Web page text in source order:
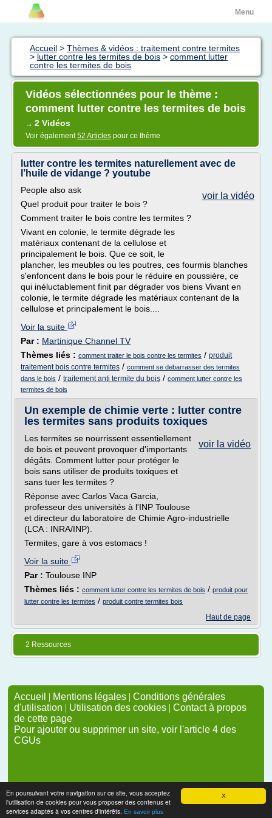
X
En poursuivant votre navigation sur ce site, vous acceptez
l'utilisation de cookies pour vous proposer des contenus et
services adaptés à vos centres d'intérêts. En savoir plus
Menu
Accueil > Thèmes & vidéos : traitement contre termites
> lutter contre les termites de bois > comment lutter
contre les termites de bois
Vidéos sélectionnées pour le thème :
comment lutter contre les termites de bois
→ 2 Vidéos
Voir également52 Articles pour ce thème
lutter contre les termites naturellement avec de
l’huile de vidange ? youtube
voir la vidéo
People also ask
Quel produit pour traiter le bois ?
Comment traiter le bois contre les termites ?
Vivant en colonie, le termite dégrade les
matériaux contenant de la cellulose et
principalement le bois. Que ce soit, le
plancher, les meubles ou les poutres, ces fourmis blanches
s'enfoncent dans le bois pour le réduire en poussière, ce
qui inéluctablement finit par dégrader vos biens Vivant en
colonie, le termite dégrade les matériaux contenant de la
cellulose et principalement le bois....
Voir la suite
Par : Martinique Channel TV
Thèmes liés : comment traiter le bois contre les termites / produit
traitement bois contre termites / comment se debarrasser des termites
dans le bois / traitement anti termite du bois / comment lutter contre les
termites de bois
Un exemple de chimie verte : lutter contre
les termites sans produits toxiques
voir la vidéo
Les termites se nourrissent essentiellement
de bois et peuvent provoquer d'importants
dégâts. Comment lutter pour protéger le
bois sans utiliser de produits toxiques et
sans tuer les termites ?
Réponse avec Carlos Vaca Garcia,
professeur des universités à l'INP Toulouse
et directeur du laboratoire de Chimie Agro-industrielle
(LCA : INRA/INP).
Termites, gare à vos estomacs !
Voir la suite
Par : Toulouse INP
Thèmes liés : comment lutter contre les termites de bois / produit pour
lutter contre les termites / produit contre termites bois
Haut de page
2 Ressources
Accueil | Mentions légales | Conditions générales
d'utilisation | Utilisation des cookies | Contact à propos
de cette page
Pour ajouter ou supprimer un site, voir l'article 4 des
CGUs